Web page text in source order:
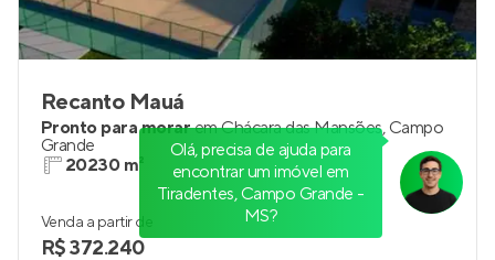
Recanto Mauá
Pronto para moraremChácara das Mansões, Campo
Grande
20230 m²
Venda a partir de
R$ 372.240
Olá, precisa de ajuda para
encontrar um imóvel em
Tiradentes, Campo Grande -
MS?